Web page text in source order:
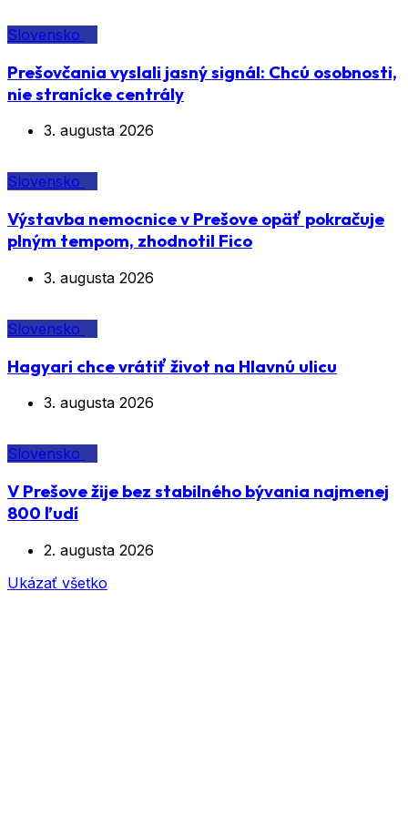
Slovensko
Prešovčania vyslali jasný signál: Chcú osobnosti,
nie stranícke centrály
3. augusta 2026
Slovensko
Výstavba nemocnice v Prešove opäť pokračuje
plným tempom, zhodnotil Fico
3. augusta 2026
Slovensko
Hagyari chce vrátiť život na Hlavnú ulicu
3. augusta 2026
Slovensko
V Prešove žije bez stabilného bývania najmenej
800 ľudí
2. augusta 2026
Ukázať všetko